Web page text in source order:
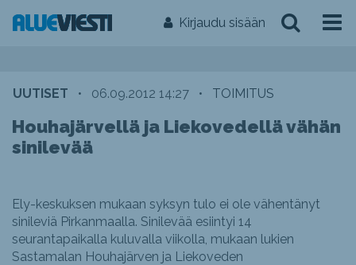
Kirjaudu sisään
UUTISET • 06.09.2012 14:27 • TOIMITUS
Houhajärvellä ja Liekovedellä vähän
sinilevää
Ely-keskuksen mukaan syksyn tulo ei ole vähentänyt
sinileviä Pirkanmaalla. Sinilevää esiintyi 14
seurantapaikalla kuluvalla viikolla, mukaan lukien
Sastamalan Houhajärven ja Liekoveden